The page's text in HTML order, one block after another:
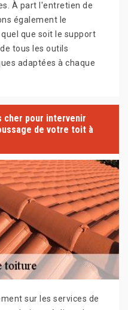
À part l'entretien de
également le
que soit le support
tous les outils
adaptées à chaque
cher pour intervenir
de votre toit à
sur les services de